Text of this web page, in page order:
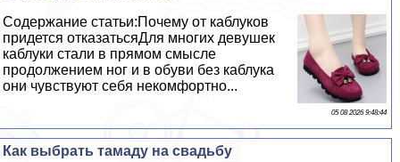
Содержание статьи:Почему от каблуков
придется отказатьсяДля многих дeвyшек
каблуки стали в прямом смысле
продолжением ног и в обуви без каблука
они чувствуют себя некомфортно...
05 08 2026 9:48:44
Как выбрать тамаду на свадьбу